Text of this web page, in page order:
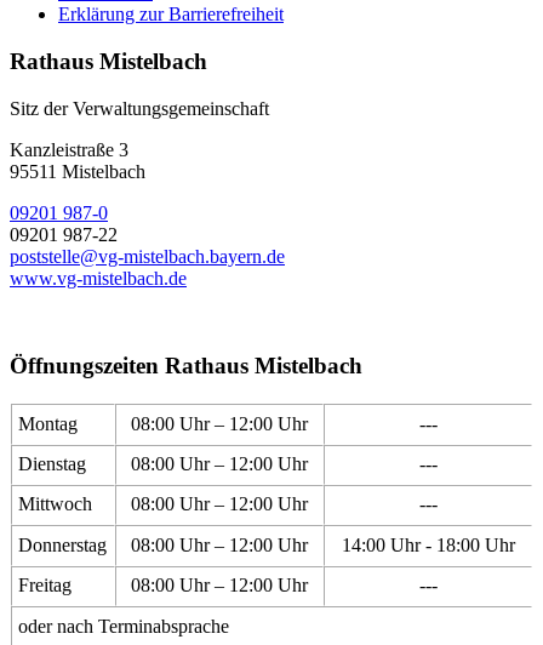
Erklärung zur Barrierefreiheit
Rathaus Mistelbach
Sitz der Verwaltungsgemeinschaft
Kanzleistraße 3
95511 Mistelbach
09201 987-0
09201 987-22
poststelle@vg-mistelbach.bayern.de
www.vg-mistelbach.de
Öffnungszeiten Rathaus Mistelbach
Montag 08:00 Uhr – 12:00 Uhr
---
Dienstag
08:00 Uhr – 12:00 Uhr
---
Mittwoch
08:00 Uhr – 12:00 Uhr
---
Donnerstag
08:00 Uhr – 12:00 Uhr
14:00 Uhr - 18:00 Uhr
Freitag
08:00 Uhr – 12:00 Uhr
---
oder nach Terminabsprache